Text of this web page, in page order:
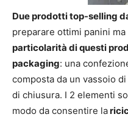
Due prodotti top-selling
preparare ottimi panini
particolarità di questi
packaging: una
composta da un vassoio
di chiusura. I 2 elementi
modo da consentire la